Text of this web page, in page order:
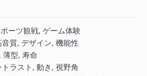
ーツ観戦, ゲーム体験
質, デザイン, 機能性
薄型, 寿命
ラスト, 動き, 視野角